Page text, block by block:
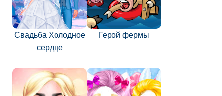
Свадьба Холодное
сердце
Герой фермы